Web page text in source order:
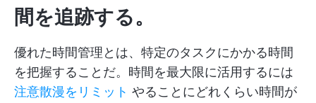
間を追跡する。
優れた時間管理とは、特定のタスクにかかる時間
を把握することだ。時間を最大限に活用するには
注意散漫をリミット やることにどれくらい時間が